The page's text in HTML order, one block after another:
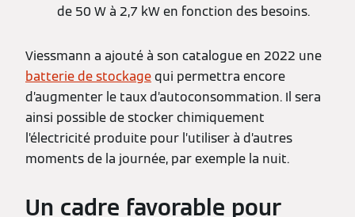
de 50 W à 2,7 kW en fonction des besoins.
Viessmann a ajouté à son catalogue en 2022 une
batterie de stockagequi permettra encore
d’augmenter le taux d’autoconsommation. Il sera
ainsi possible de stocker chimiquement
l’électricité produite pour l’utiliser à d’autres
moments de la journée, par exemple la nuit.
Un cadre favorable pour